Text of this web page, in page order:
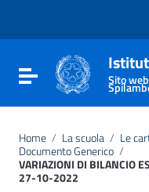
Vai al footer
Attiva / disattiva la
Sito
Home / La scuola / Le
Documento Generico /
VARIAZIONI DI BILANCIO
27-10-2022